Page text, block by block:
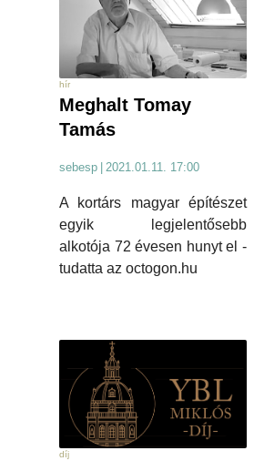
hír
Meghalt Tomay
Tamás
sebesp | 2021.01.11. 17:00
A kortárs magyar építészet
egyik legjelentősebb
alkotója 72 évesen hunyt el -
tudatta az octogon.hu
díj